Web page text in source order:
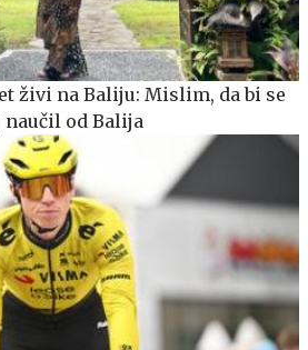
živi na Baliju: Mislim, da bi se
naučil od Balija